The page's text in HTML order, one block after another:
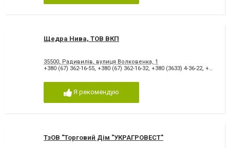
Щедра Нива, ТОВ ВКП
35500, Радивилів, вулиця Волковенка, 1
+380 (67) 362-16-55, +380 (67) 362-16-32, +380 (3633) 4-36-22, +380 (3633) 4-38-35
Я рекомендую
ТзОВ "Торговий Дім "УКРАГРОВЕСТ"